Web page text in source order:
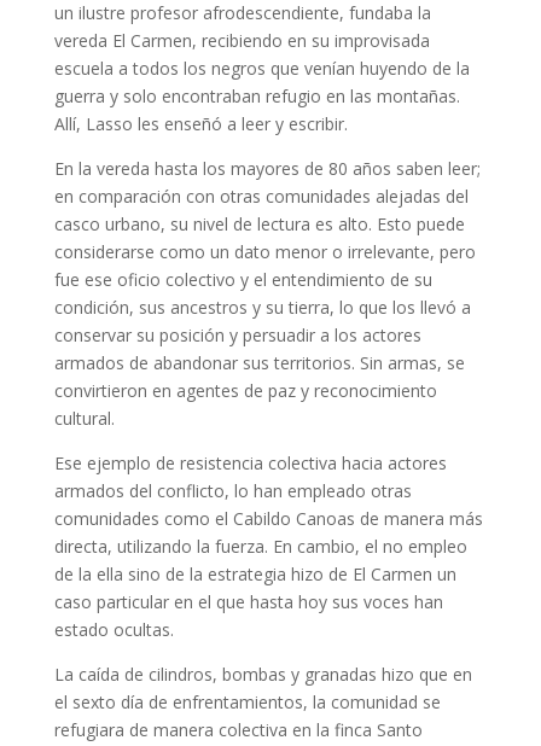
un ilustre profesor afrodescendiente, fundaba la
vereda El Carmen, recibiendo en su improvisada
escuela a todos los negros que venían huyendo de la
guerra y solo encontraban refugio en las montañas.
Allí, Lasso les enseñó a leer y escribir.
En la vereda hasta los mayores de 80 años saben leer;
en comparación con otras comunidades alejadas del
casco urbano, su nivel de lectura es alto. Esto puede
considerarse como un dato menor o irrelevante, pero
fue ese oficio colectivo y el entendimiento de su
condición, sus ancestros y su tierra, lo que los llevó a
conservar su posición y persuadir a los actores
armados de abandonar sus territorios. Sin armas, se
convirtieron en agentes de paz y reconocimiento
cultural.
Ese ejemplo de resistencia colectiva hacia actores
armados del conflicto, lo han empleado otras
comunidades como el Cabildo Canoas de manera más
directa, utilizando la fuerza. En cambio, el no empleo
de la ella sino de la estrategia hizo de El Carmen un
caso particular en el que hasta hoy sus voces han
estado ocultas.
La caída de cilindros, bombas y granadas hizo que en
el sexto día de enfrentamientos, la comunidad se
refugiara de manera colectiva en la finca Santo